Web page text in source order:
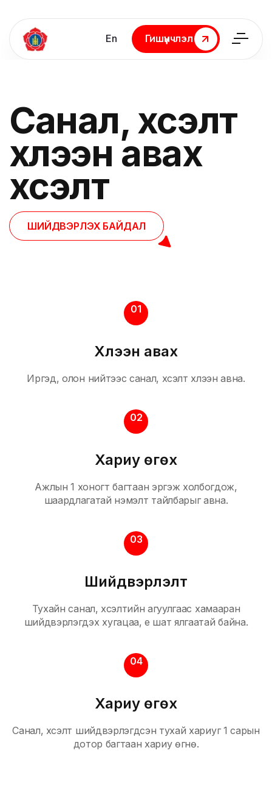
En
Гишүүнчлэл
Гишүүнчлэл
Санал, хүсэлт
хүлээн авах
хүсэлт
ШИЙДВЭРЛЭХ БАЙДАЛ
01
Хүлээн авах
Иргэд, олон нийтээс санал, хүсэлт хүлээн авна.
02
Хариу өгөх
Ажлын 1 хоногт багтаан эргэж холбогдож,
шаардлагатай нэмэлт тайлбарыг авна.
03
Шийдвэрлэлт
Тухайн санал, хүсэлтийн агуулгаас хамааран
шийдвэрлэгдэх хугацаа, үе шат ялгаатай байна.
04
Хариу өгөх
Санал, хүсэлт шийдвэрлэгдсэн тухай хариуг 1 сарын
дотор багтаан хариу өгнө.